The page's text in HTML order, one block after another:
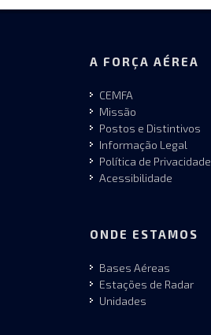
A FORÇA AÉREA
CEMFA
Missão
Postos e Distintivos
Informação Legal
Política de Privacidade
Acessibilidade
ONDE ESTAMOS
Bases Aéreas
Estações de Radar
Unidades